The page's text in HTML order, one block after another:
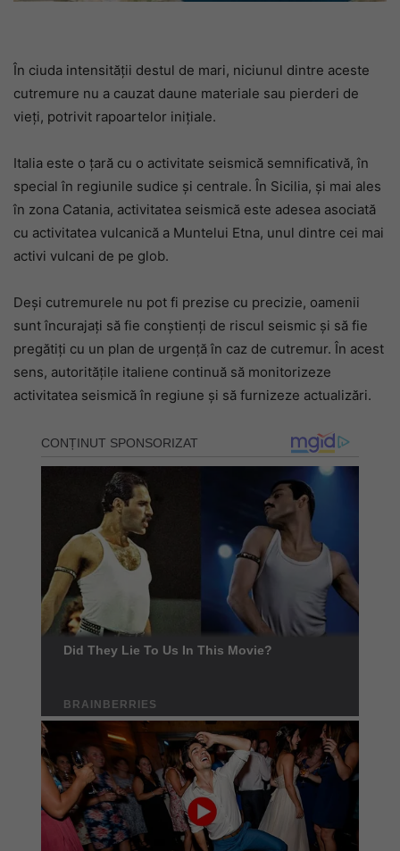
În ciuda intensității destul de mari, niciunul dintre aceste
cutremure nu a cauzat daune materiale sau pierderi de
vieți, potrivit rapoartelor inițiale.
Italia este o țară cu o activitate seismică semnificativă, în
special în regiunile sudice și centrale. În Sicilia, și mai ales
în zona Catania, activitatea seismică este adesea asociată
cu activitatea vulcanică a Muntelui Etna, unul dintre cei mai
activi vulcani de pe glob.
Deși cutremurele nu pot fi prezise cu precizie, oamenii
sunt încurajați să fie conștienți de riscul seismic și să fie
pregătiți cu un plan de urgență în caz de cutremur. În acest
sens, autoritățile italiene continuă să monitorizeze
activitatea seismică în regiune și să furnizeze actualizări.